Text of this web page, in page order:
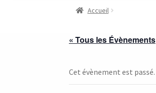
Accueil
« Tous les Évènements
Cet évènement est passé.